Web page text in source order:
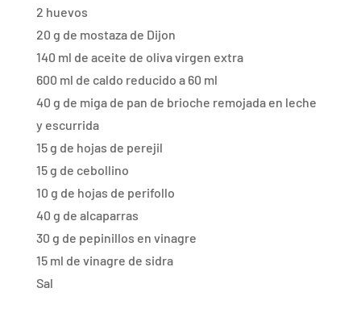
2 huevos
20 g de mostaza de Dijon
140 ml de aceite de oliva virgen extra
600 ml de caldo reducido a 60 ml
40 g de miga de pan de brioche remojada en leche
y escurrida
15 g de hojas de perejil
15 g de cebollino
10 g de hojas de perifollo
40 g de alcaparras
30 g de pepinillos en vinagre
15 ml de vinagre de sidra
Sal